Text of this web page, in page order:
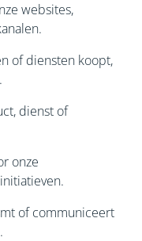
websites,
of diensten koopt,
dienst of
onze
of communiceert